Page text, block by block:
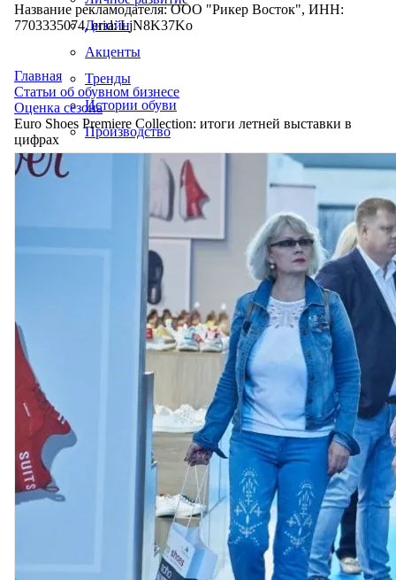
Дизайн
Акценты
Тренды
Истории обуви
Производство
Название рекламодателя: ООО "Рикер Восток", ИНН:
7703335074, erid: LjN8K37Ko
Главная
Статьи об обувном бизнесе
Оценка сезона
Euro Shoes Premiere Collection: итоги летней выставки в
цифрах